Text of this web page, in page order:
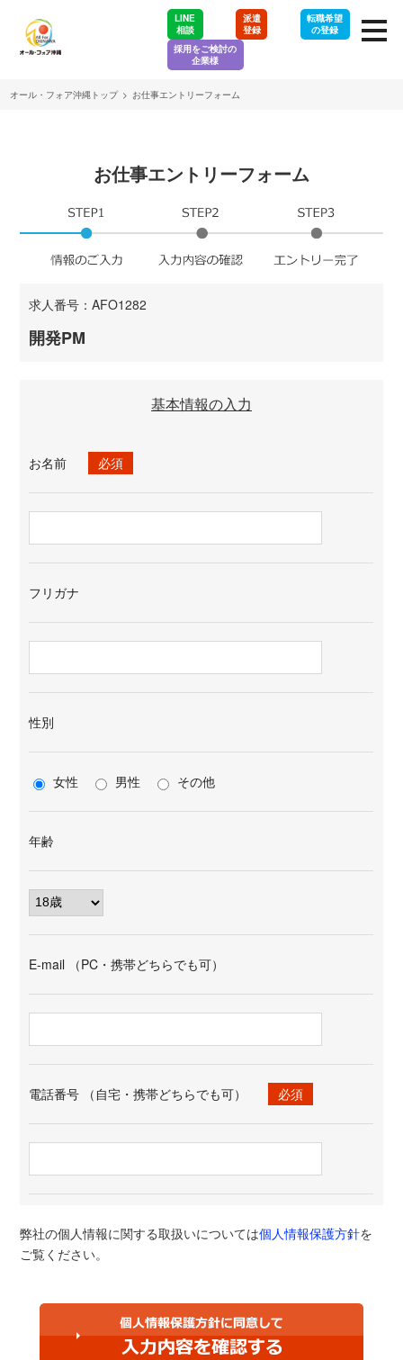
LINE
相談
派遣
登録
転職希望
の登録
採用をご検討の
企業様
オール・フォア沖縄トップ > お仕事エントリーフォーム
お仕事エントリーフォーム
求人番号：AFO1282
開発PM
基本情報の入力
お名前 必須
フリガナ
性別
女性 男性 その他
年齢
E-mail （PC・携帯どちらでも可）
電話番号 （自宅・携帯どちらでも可） 必須
弊社の個人情報に関する取扱いについては個人情報保護方針を
ご覧ください。